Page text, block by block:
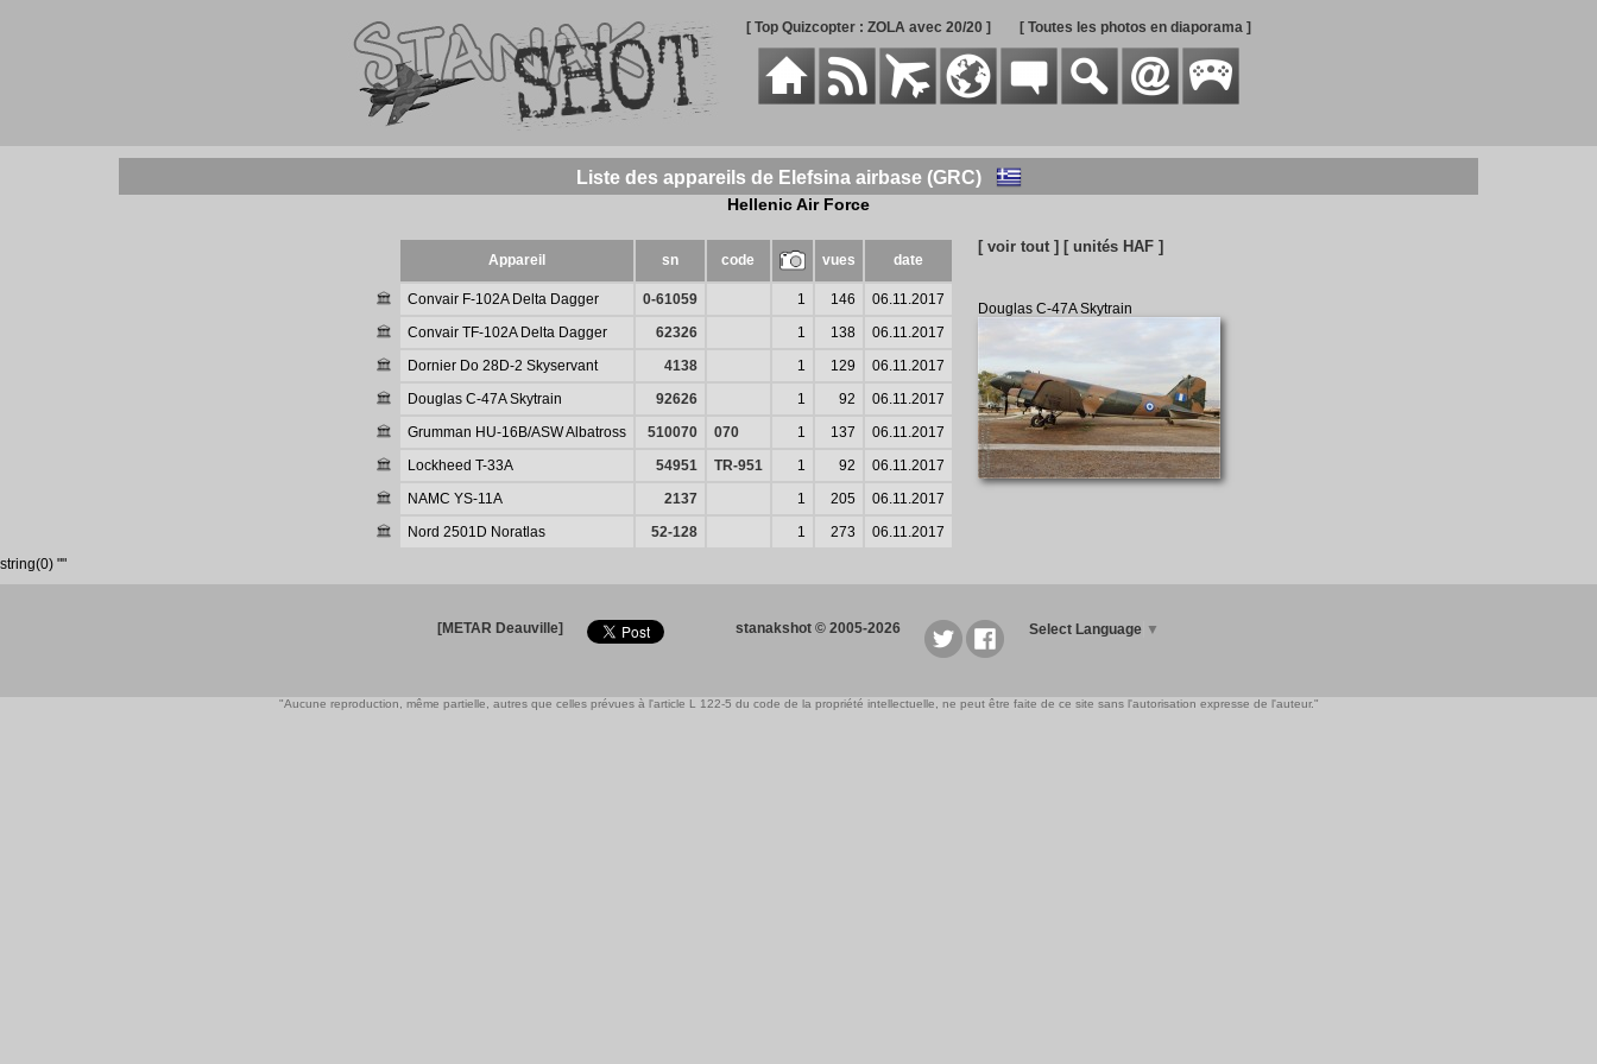
[ Top Quizcopter : ZOLA avec 20/20 ] [ Toutes les photos en diaporama ]
Liste des appareils de Elefsina airbase (GRC)
Hellenic Air Force
Appareil sn code vues date
Convair F-102A Delta Dagger 0-61059 1 146
06.11.2017
Convair TF-102A Delta Dagger
62326 1 138
06.11.2017
Dornier Do 28D-2 Skyservant
4138 1 129
06.11.2017
Douglas C-47A Skytrain
92626 1 92
06.11.2017
Grumman HU-16B/ASW Albatross
510070 070 1 137
06.11.2017
Lockheed T-33A
54951 TR-951 1 92
06.11.2017
NAMC YS-11A
2137 1 205
06.11.2017
Nord 2501D Noratlas
52-128 1 273 06.11.2017
[ voir tout ] [ unités HAF ]
Douglas C-47A Skytrain
string(0) ""
[METAR Deauville] stanakshot © 2005-2026 Select Language ▼
"Aucune reproduction, même partielle, autres que celles prévues à l'article L 122-5 du code de la propriété intellectuelle, ne peut être faite de ce site sans l'autorisation expresse de l'auteur."